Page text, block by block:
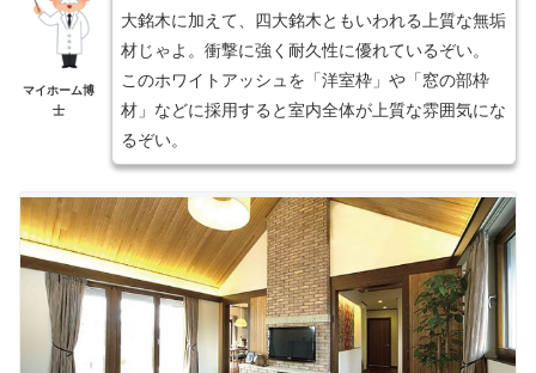
マイホーム博
士
大銘木に加えて、四大銘木ともいわれる上質な無垢
材じゃよ。衝撃に強く耐久性に優れているぞい。
このホワイトアッシュを「洋室枠」や「窓の部枠
材」などに採用すると室内全体が上質な雰囲気にな
るぞい。